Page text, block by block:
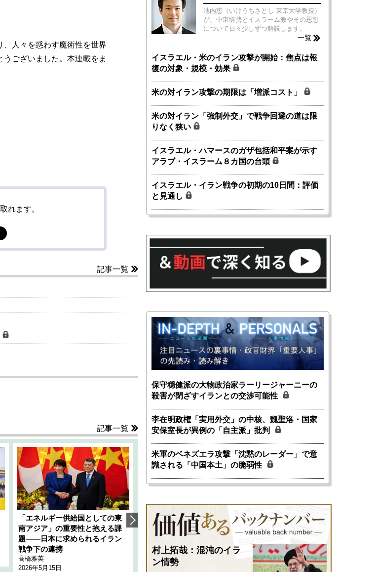
、人々を惑わす魔術性を世界
ございました。本連載をま
れます。
記事一覧
記事一覧
「エネルギー供給国としての東
南アジア」の重要性と抱える課
題――日本に求められるイラン
戦争下の連携
高橋雅英
2026年5月15日
韓国にも理解してほしい「極東
1905年体制」における日米韓安
全保障協力の意味
千々和泰明
2026年5月15日
ホルムズ海峡危機で加速したエ
ネルギー転換が「中国依存」に
行き着くリスク
小山堅
2026年5月14日
池内恵（いけうちさとし 東京大学教授）
が、中東情勢とイスラーム教やその思想
について日々少しずつ解説します。
一覧
イスラエル・米のイラン攻撃が開始：焦点は報
復の対象・規模・効果
米の対イラン攻撃の期限は「増派コスト」
米の対イラン「強制外交」で戦争回避の道は限
りなく狭い
イスラエル・ハマースのガザ包括和平案が示す
アラブ・イスラーム８カ国の台頭
イスラエル・イラン戦争の初期の10日間：評価
と見通し
保守穏健派の大物政治家ラーリージャーニーの
殺害が閉ざすイランとの交渉可能性
李在明政権「実用外交」の中核、魏聖洛・国家
安保室長が異例の「自主派」批判
米軍のベネズエラ攻撃「沈黙のレーダー」で意
識される「中国本土」の脆弱性
村上拓哉：混沌のイラ
ン情勢